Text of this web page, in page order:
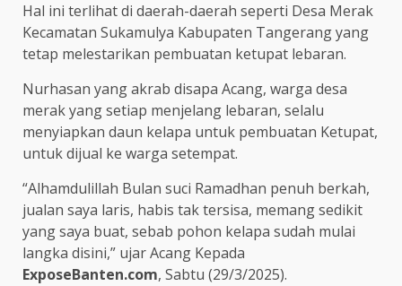
Hal ini terlihat di daerah-daerah seperti Desa Merak
Kecamatan Sukamulya Kabupaten Tangerang yang
tetap melestarikan pembuatan ketupat lebaran.
Nurhasan yang akrab disapa Acang, warga desa
merak yang setiap menjelang lebaran, selalu
menyiapkan daun kelapa untuk pembuatan Ketupat,
untuk dijual ke warga setempat.
“Alhamdulillah Bulan suci Ramadhan penuh berkah,
jualan saya laris, habis tak tersisa, memang sedikit
yang saya buat, sebab pohon kelapa sudah mulai
langka disini,” ujar Acang Kepada
ExposeBanten.com, Sabtu (29/3/2025).